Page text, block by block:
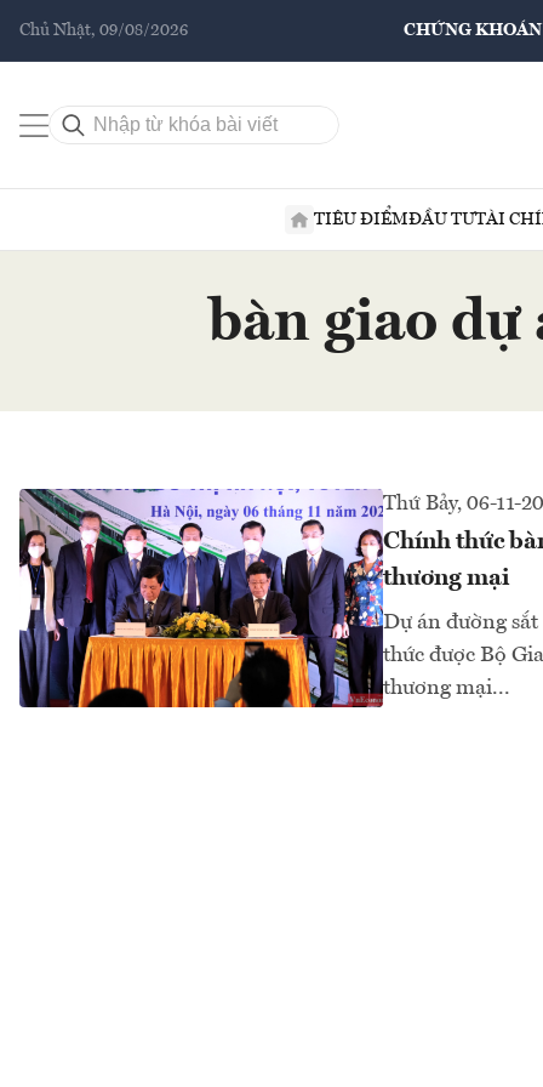
Chủ Nhật, 09/08/2026 CHỨNG KHOÁN
TIÊU ĐIỂMĐẦU TƯTÀI
bàn giao
Thứ Bảy, 06-11-
Chính thức
thương mại
Dự án đường
thức được Bộ
thương mại...